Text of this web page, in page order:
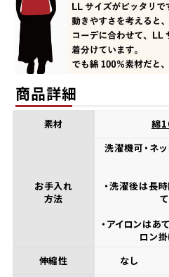
商品詳細
素材 綿
お手入れ
方法
洗濯機可・ネ
・洗濯後は長
・アイロンはあ
ロン
伸縮性
なし